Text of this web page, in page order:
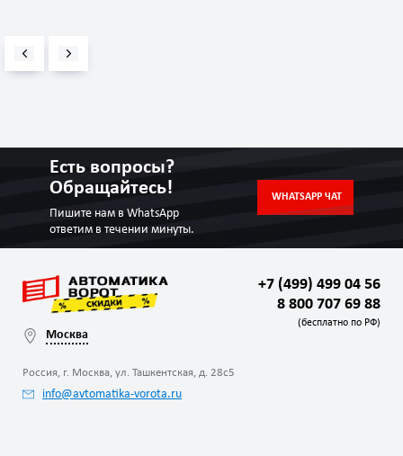
Есть вопросы?
Обращайтесь!
Пишите нам в WhatsApp
ответим в течении минуты.
WHATSAPP ЧАТ
Москва
Россия, г. Москва, ул. Ташкентская, д. 28с5
info@avtomatika-vorota.ru
+7 (499) 499 04 56
8 800 707 69 88
(бесплатно по РФ)